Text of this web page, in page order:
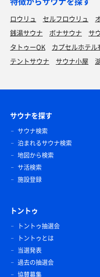
ロウリュ セルフロウリュ
銭湯サウナ
ボナサウナ サ
タトゥーOK
カプセルホテル
テントサウナ
サウナ小屋
サウナを探す
サウナ検索
泊まれるサウナ検索
地図から検索
サ活検索
施設登録
トントゥ
トントゥ抽選会
トントゥとは
当選発表
過去の抽選会
協賛募集